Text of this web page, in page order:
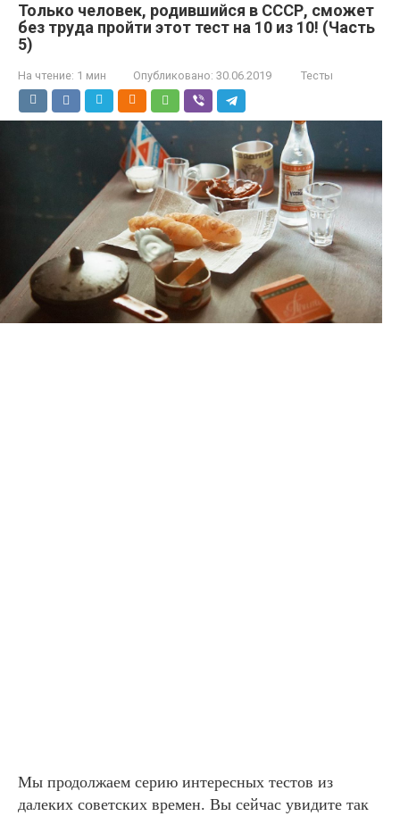
Только человек, родившийся в СССР, сможет
без труда пройти этот тест на 10 из 10! (Часть
5)
На чтение: 1 мин Опубликовано: 30.06.2019 Тесты
Мы продолжаем серию интересных тестов из
далеких советских времен. Вы сейчас увидите так